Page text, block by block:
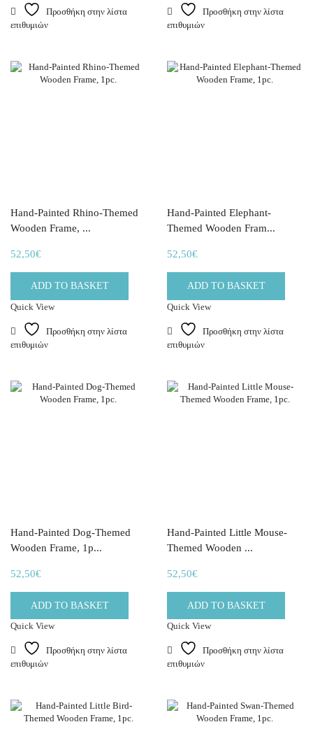
Προσθήκη στην λίστα
επιθυμιών
Προσθήκη στην λίστα
επιθυμιών
Hand-Painted Rhino-Themed
Wooden Frame, ...
52,50€
ADD TO BASKET
Quick View
Προσθήκη στην λίστα
επιθυμιών
Hand-Painted Elephant-
Themed Wooden Fram...
52,50€
ADD TO BASKET
Quick View
Προσθήκη στην λίστα
επιθυμιών
Hand-Painted Dog-Themed
Wooden Frame, 1p...
52,50€
ADD TO BASKET
Quick View
Προσθήκη στην λίστα
επιθυμιών
Hand-Painted Little Mouse-
Themed Wooden ...
52,50€
ADD TO BASKET
Quick View
Προσθήκη στην λίστα
επιθυμιών